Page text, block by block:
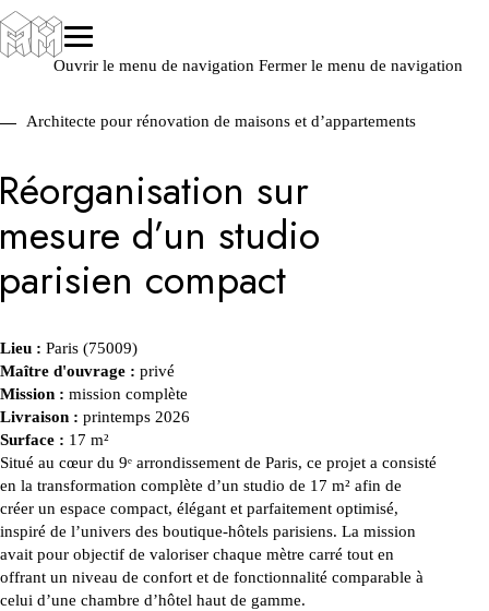
Ouvrir le menu de navigation Fermer le menu de navigation
Architecte pour rénovation de maisons et d’appartements
sur
d’un studio
compact
Lieu : Paris (75009)
Maître d'ouvrage : privé
Mission : mission complète
Livraison : printemps 2026
Surface : 17 m²
Situé au cœur du 9ᵉ arrondissement de Paris, ce projet a consisté
en la transformation complète d’un studio de 17 m² afin de
créer un espace compact, élégant et parfaitement optimisé,
inspiré de l’univers des boutique-hôtels parisiens. La mission
avait pour objectif de valoriser chaque mètre carré tout en
offrant un niveau de confort et de fonctionnalité comparable à
celui d’une chambre d’hôtel haut de gamme.